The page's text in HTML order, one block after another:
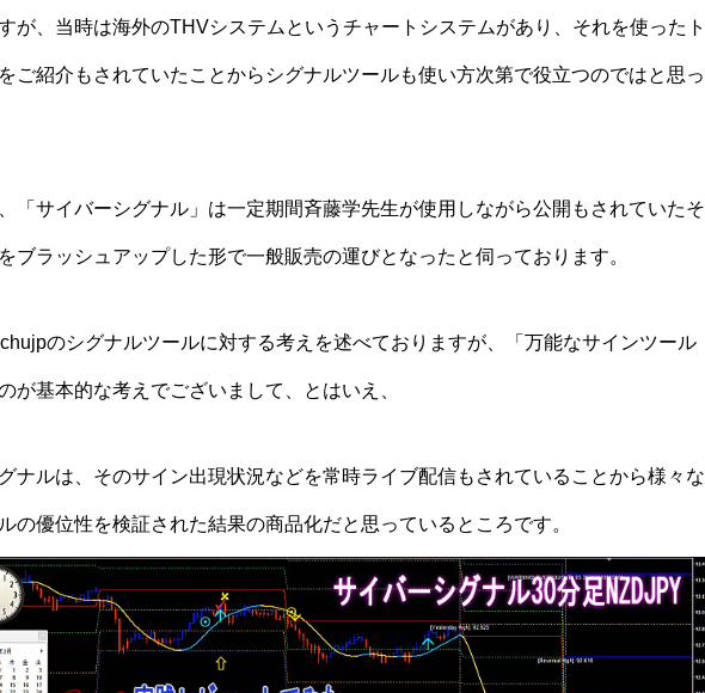
が、当時は海外のTHVシステムというチャートシステムがあり、それを使ったト
ご紹介もされていたことからシグナルツールも使い方次第で役立つのではと思っ
「サイバーシグナル」は一定期間斉藤学先生が使用しながら公開もされていたそ
ブラッシュアップした形で一般販売の運びとなったと伺っております。
のシグナルツールに対する考えを述べておりますが、「万能なサインツール
が基本的な考えでございまして、とはいえ、
ナルは、そのサイン出現状況などを常時ライブ配信もされていることから様々な
の優位性を検証された結果の商品化だと思っているところです。